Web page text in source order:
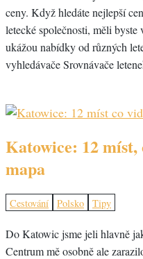
ceny. Když hledáte nejlepší
letecké společnosti, měli
ukážou nabídky od různých
vyhledávače Srovnávače
Katowice: 12
mapa
Cestování Polsko Tipy
Do Katowic jsme jeli hlavně
Centrum mě osobně ale